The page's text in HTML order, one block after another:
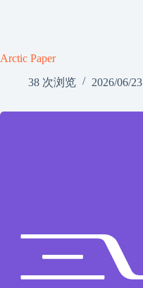
Arctic Paper
38 次浏览
2026/06/23